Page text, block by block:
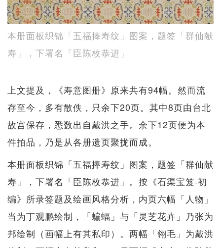
本册面板织锦「五福捧寿纹」图案，题签「群仙献
寿」，下署名「臣陈枚恭进」
上文提及，《寿意图册》原来共有94幅。然而流
存至今，多有散佚，只余下20页。其中8页由台北
故宫保存，悉数出自戴洪之手。余下12页便为本
件拍品，乃是从各册遗页聚拢而成。
本册面板织锦「五福捧寿纹」图案，题签「群仙献
寿」，下署名「臣陈枚恭进」。按《石渠宝笈·初
编》所录签题及绘画风格分析，内页六幅「人物」
当为丁观鹏绘制，「蝙蝠」与「灵芝花卉」乃张为
邦绘制（画幅上有其私印）。两幅「翎毛」为戴洪